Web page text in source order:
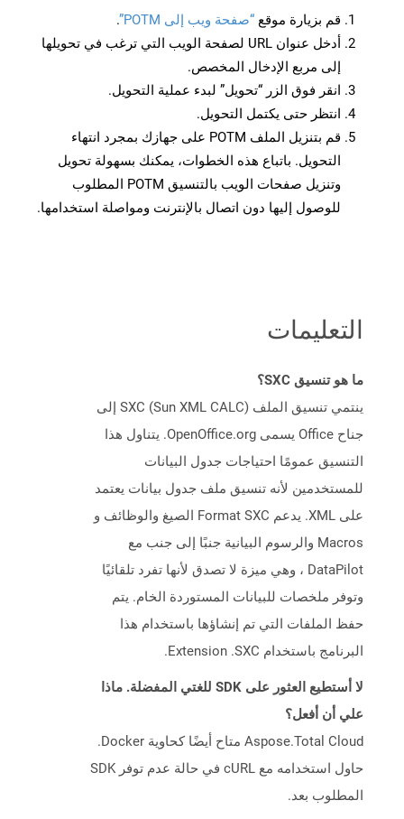
قم بزيارة موقع “صفحة ويب إلى POTM”
.
أدخل عنوان URL لصفحة الويب التي ترغب في تحويلها
إلى مربع الإدخال المخصص.
انقر فوق الزر “تحويل” لبدء عملية التحويل.
انتظر حتى يكتمل التحويل.
قم بتنزيل الملف POTM على جهازك بمجرد انتهاء
التحويل. باتباع هذه الخطوات، يمكنك بسهولة تحويل
وتنزيل صفحات الويب بالتنسيق POTM المطلوب
للوصول إليها دون اتصال بالإنترنت ومواصلة استخدامها.
التعليمات
ما هو تنسيق SXC؟
ينتمي تنسيق الملف SXC (Sun XML CALC) إلى
جناح Office يسمى OpenOffice.org. يتناول هذا
التنسيق عمومًا احتياجات جدول البيانات
للمستخدمين لأنه تنسيق ملف جدول بيانات يعتمد
على XML. يدعم Format SXC الصيغ والوظائف و
Macros والرسوم البيانية جنبًا إلى جنب مع
DataPilot ، وهي ميزة لا تصدق لأنها تفرد تلقائيًا
وتوفر ملخصات للبيانات المستوردة الخام. يتم
حفظ الملفات التي تم إنشاؤها باستخدام هذا
البرنامج باستخدام Extension .SXC.
لا أستطيع العثور على SDK للغتي المفضلة. ماذا
علي أن أفعل؟
Aspose.Total Cloud متاح أيضًا كحاوية Docker.
حاول استخدامه مع cURL في حالة عدم توفر SDK
المطلوب بعد.